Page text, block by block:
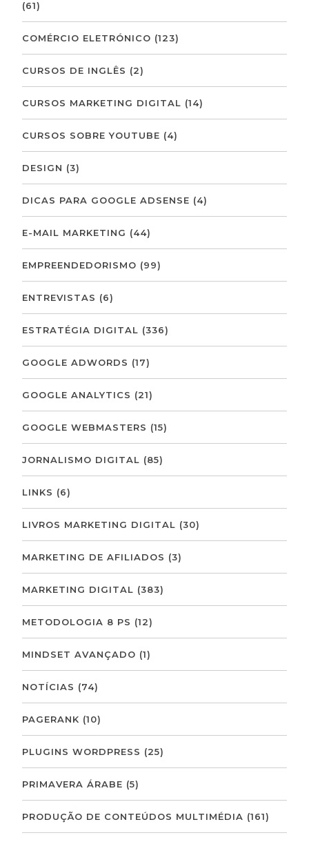
(61)
COMÉRCIO ELETRÓNICO (123)
CURSOS DE INGLÊS (2)
CURSOS MARKETING DIGITAL (14)
CURSOS SOBRE YOUTUBE (4)
DESIGN (3)
DICAS PARA GOOGLE ADSENSE (4)
E-MAIL MARKETING (44)
EMPREENDEDORISMO (99)
ENTREVISTAS (6)
ESTRATÉGIA DIGITAL (336)
GOOGLE ADWORDS (17)
GOOGLE ANALYTICS (21)
GOOGLE WEBMASTERS (15)
JORNALISMO DIGITAL (85)
LINKS (6)
LIVROS MARKETING DIGITAL (30)
MARKETING DE AFILIADOS (3)
MARKETING DIGITAL (383)
METODOLOGIA 8 PS (12)
MINDSET AVANÇADO (1)
NOTÍCIAS (74)
PAGERANK (10)
PLUGINS WORDPRESS (25)
PRIMAVERA ÁRABE (5)
PRODUÇÃO DE CONTEÚDOS MULTIMÉDIA (161)